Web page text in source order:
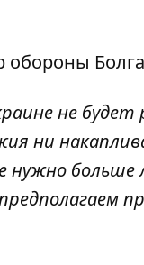
обороны
не
ни
нужно